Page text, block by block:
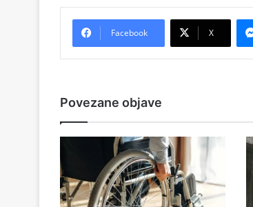
Facebook X
Povezane objave